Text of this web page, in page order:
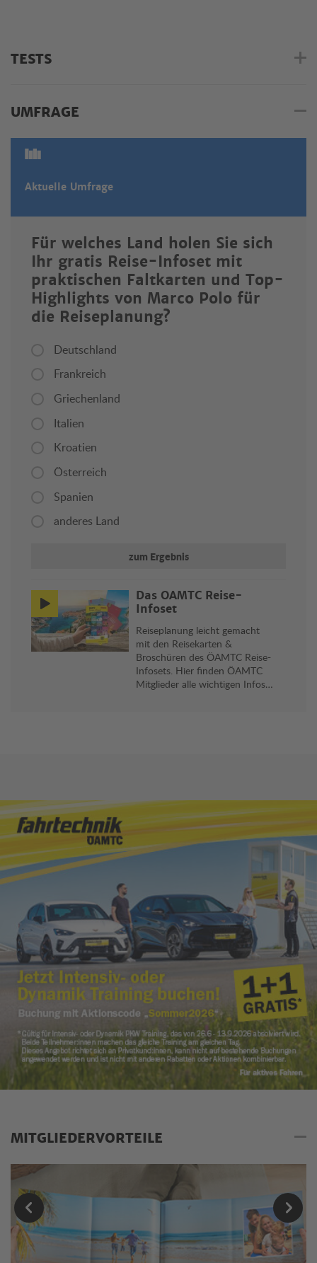
TESTS
UMFRAGE
Aktuelle Umfrage
Für welches Land holen Sie sich
Ihr gratis Reise-Infoset mit
praktischen Faltkarten und Top-
Highlights von Marco Polo für
die Reiseplanung?
Deutschland
Frankreich
Griechenland
Italien
Kroatien
Österreich
Spanien
anderes Land
zum Ergebnis
Das ÖAMTC Reise-
Infoset
Reiseplanung leicht gemacht
mit den Reisekarten &
Broschüren des ÖAMTC Reise-
Infosets. Hier finden ÖAMTC
Mitglieder alle wichtigen Infos
MITGLIEDERVORTEILE
Mitgliedervorteile